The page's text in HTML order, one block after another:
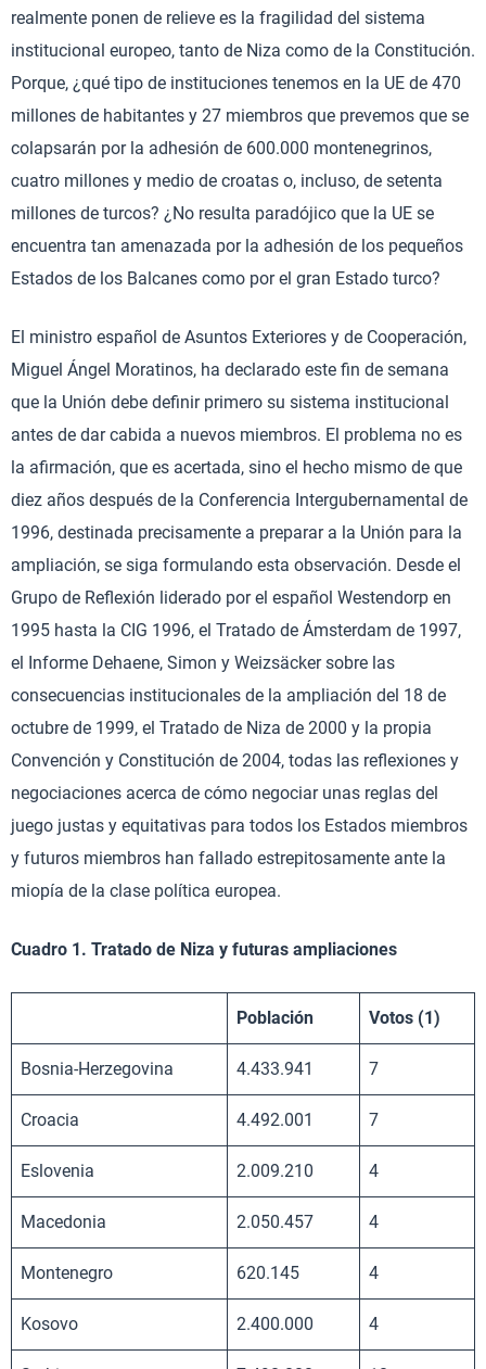
realmente ponen de relieve es la fragilidad del sistema
institucional europeo, tanto de Niza como de la Constitución.
Porque, ¿qué tipo de instituciones tenemos en la UE de 470
millones de habitantes y 27 miembros que prevemos que se
colapsarán por la adhesión de 600.000 montenegrinos,
cuatro millones y medio de croatas o, incluso, de setenta
millones de turcos? ¿No resulta paradójico que la UE se
encuentra tan amenazada por la adhesión de los pequeños
Estados de los Balcanes como por el gran Estado turco?
El ministro español de Asuntos Exteriores y de Cooperación,
Miguel Ángel Moratinos, ha declarado este fin de semana
que la Unión debe definir primero su sistema institucional
antes de dar cabida a nuevos miembros. El problema no es
la afirmación, que es acertada, sino el hecho mismo de que
diez años después de la Conferencia Intergubernamental de
1996, destinada precisamente a preparar a la Unión para la
ampliación, se siga formulando esta observación. Desde el
Grupo de Reflexión liderado por el español Westendorp en
1995 hasta la CIG 1996, el Tratado de Ámsterdam de 1997,
el Informe Dehaene, Simon y Weizsäcker sobre las
consecuencias institucionales de la ampliación del 18 de
octubre de 1999, el Tratado de Niza de 2000 y la propia
Convención y Constitución de 2004, todas las reflexiones y
negociaciones acerca de cómo negociar unas reglas del
juego justas y equitativas para todos los Estados miembros
y futuros miembros han fallado estrepitosamente ante la
miopía de la clase política europea.
Cuadro 1. Tratado de Niza y futuras ampliaciones
Población Votos (1)
Bosnia-Herzegovina 4.433.941 7
Croacia 4.492.001 7
Eslovenia 2.009.210 4
Macedonia 2.050.457 4
Montenegro 620.145 4
Kosovo 2.400.000 4